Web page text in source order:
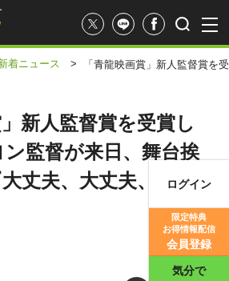
ログイン
限定特典
お得情報配信
会員登録
気分で
着ニュース > 「青龍映画賞」新人監督賞を
」新人監督賞を受賞し
監督が来日、舞台挨
丈夫、大丈夫、大丈